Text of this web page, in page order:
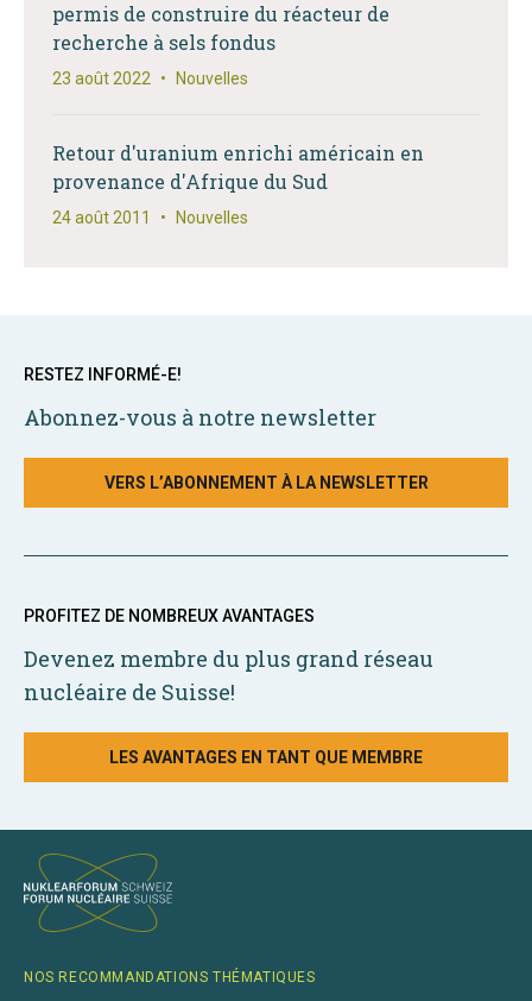
permis de construire du réacteur de
recherche à sels fondus
23 août 2022 • Nouvelles
Retour d'uranium enrichi américain en
provenance d'Afrique du Sud
24 août 2011 • Nouvelles
RESTEZ INFORMÉ-E!
Abonnez-vous à notre newsletter
VERS L’ABONNEMENT À LA NEWSLETTER
PROFITEZ DE NOMBREUX AVANTAGES
Devenez membre du plus grand réseau
nucléaire de Suisse!
LES AVANTAGES EN TANT QUE MEMBRE
NOS RECOMMANDATIONS THÉMATIQUES